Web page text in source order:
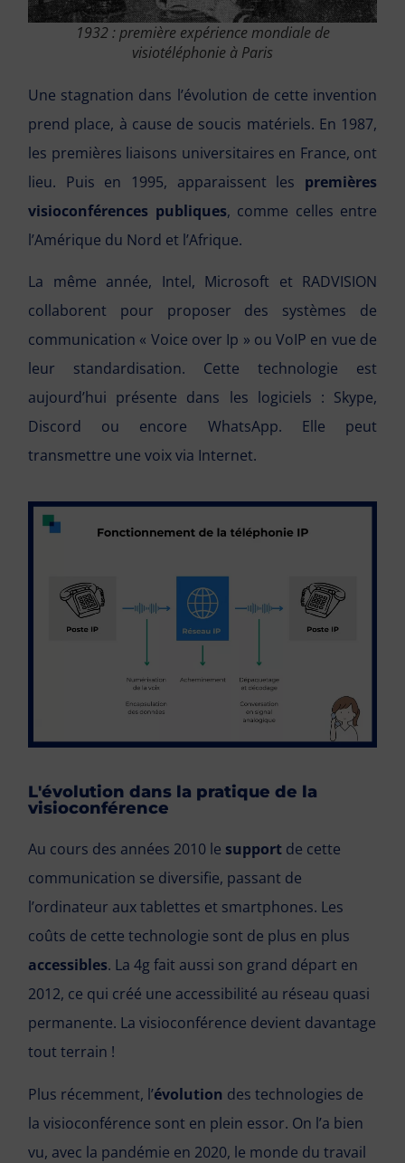
1932 : première expérience mondiale de
visiotéléphonie à Paris
Une stagnation dans l’évolution de cette invention
prend place, à cause de soucis matériels. En 1987,
les premières liaisons universitaires en France, ont
lieu. Puis en 1995, apparaissent les premières
visioconférences publiques, comme celles entre
l’Amérique du Nord et l’Afrique.
La même année, Intel, Microsoft et RADVISION
collaborent pour proposer des systèmes de
communication « Voice over Ip » ou VoIP en vue de
leur standardisation. Cette technologie est
aujourd’hui présente dans les logiciels : Skype,
Discord ou encore WhatsApp. Elle peut
transmettre une voix via Internet.
L'évolution dans la pratique de la
visioconférence
Au cours des années 2010 le support de cette
communication se diversifie, passant de
l’ordinateur aux tablettes et smartphones. Les
coûts de cette technologie sont de plus en plus
accessibles. La 4g fait aussi son grand départ en
2012, ce qui créé une accessibilité au réseau quasi
permanente. La visioconférence devient davantage
tout terrain !
Plus récemment, l’évolution des technologies de
la visioconférence sont en plein essor. On l’a bien
vu, avec la pandémie en 2020, le monde du travail